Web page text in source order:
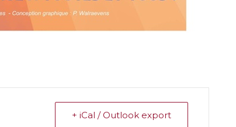
+ iCal / Outlook export